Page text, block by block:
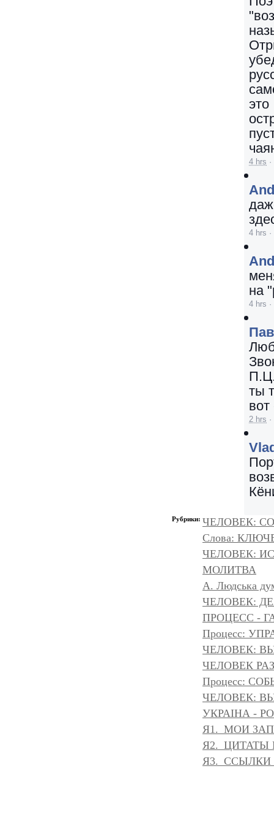
4 hrs ·
4 hrs ·
на
4 hrs ·
ты
2 hrs ·
Рубрики: ЧЕЛОВЕК:
Слова:
ЧЕЛОВЕК:
МОЛИТВА
A. Людська
ЧЕЛОВЕК:
ПРОЦЕСС -
Процесс:
ЧЕЛОВЕК:
ЧЕЛОВЕК
Процесс:
ЧЕЛОВЕК:
УКРАІНА -
Я1._МОИ